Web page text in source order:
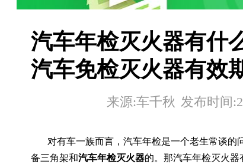
汽车年检灭火器有什
汽车免检灭火器有效
来源:车千秋 发布时间
对有车一族而言，汽车年检是一个老生常谈
备三角架和汽车年检灭火器的。那汽车年检灭火器